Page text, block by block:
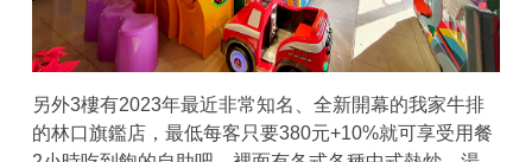
另外3樓有2023年最近非常知名、全新開幕的我家牛排
的林口旗鑑店，最低每客只要380元+10%就可享受用餐